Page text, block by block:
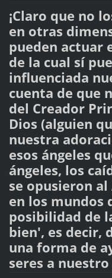
¡Claro que no
en otras
pueden actuar
de la cual sí
influenciada
cuenta de que
del Creador
Dios (alguien
nuestra
esos ángeles
ángeles, los
se opusieron
en los mundos
posibilidad de
bien', es decir,
una forma de
seres a